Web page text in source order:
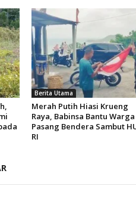
Berita Utama
Merah Putih Hiasi Krueng
Raya, Babinsa Bantu Warga
Pasang Bendera Sambut
RI